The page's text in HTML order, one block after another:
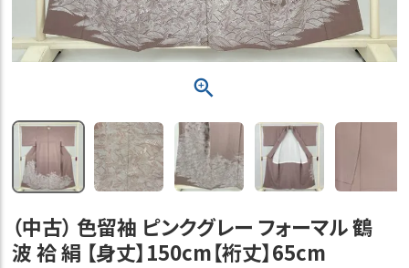
（中古） 色留袖 ピンクグレー フォーマル 鶴
波 袷 絹 【身丈】150cm【裄丈】65cm